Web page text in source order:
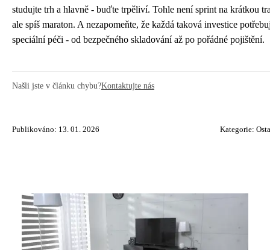
studujte trh a hlavně - buďte trpěliví. Tohle není sprint na krátkou
ale spíš maraton. A nezapomeňte, že každá taková investice
speciální péči - od bezpečného skladování až po pořádné pojištění.
Našli jste v článku chybu?Kontaktujte nás
Publikováno: 13. 01. 2026 Kategorie: